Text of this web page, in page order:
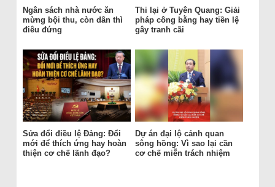
Ngân sách nhà nước ăn
mừng bội thu, còn dân thì
điêu đứng
Thi lại ở Tuyên Quang: Giải
pháp công bằng hay tiền lệ
gây tranh cãi
Sửa đổi điều lệ Đảng: Đổi
mới để thích ứng hay hoàn
thiện cơ chế lãnh đạo?
Dự án đại lộ cảnh quan
sông hồng: Vì sao lại cần
cơ chế miễn trách nhiệm